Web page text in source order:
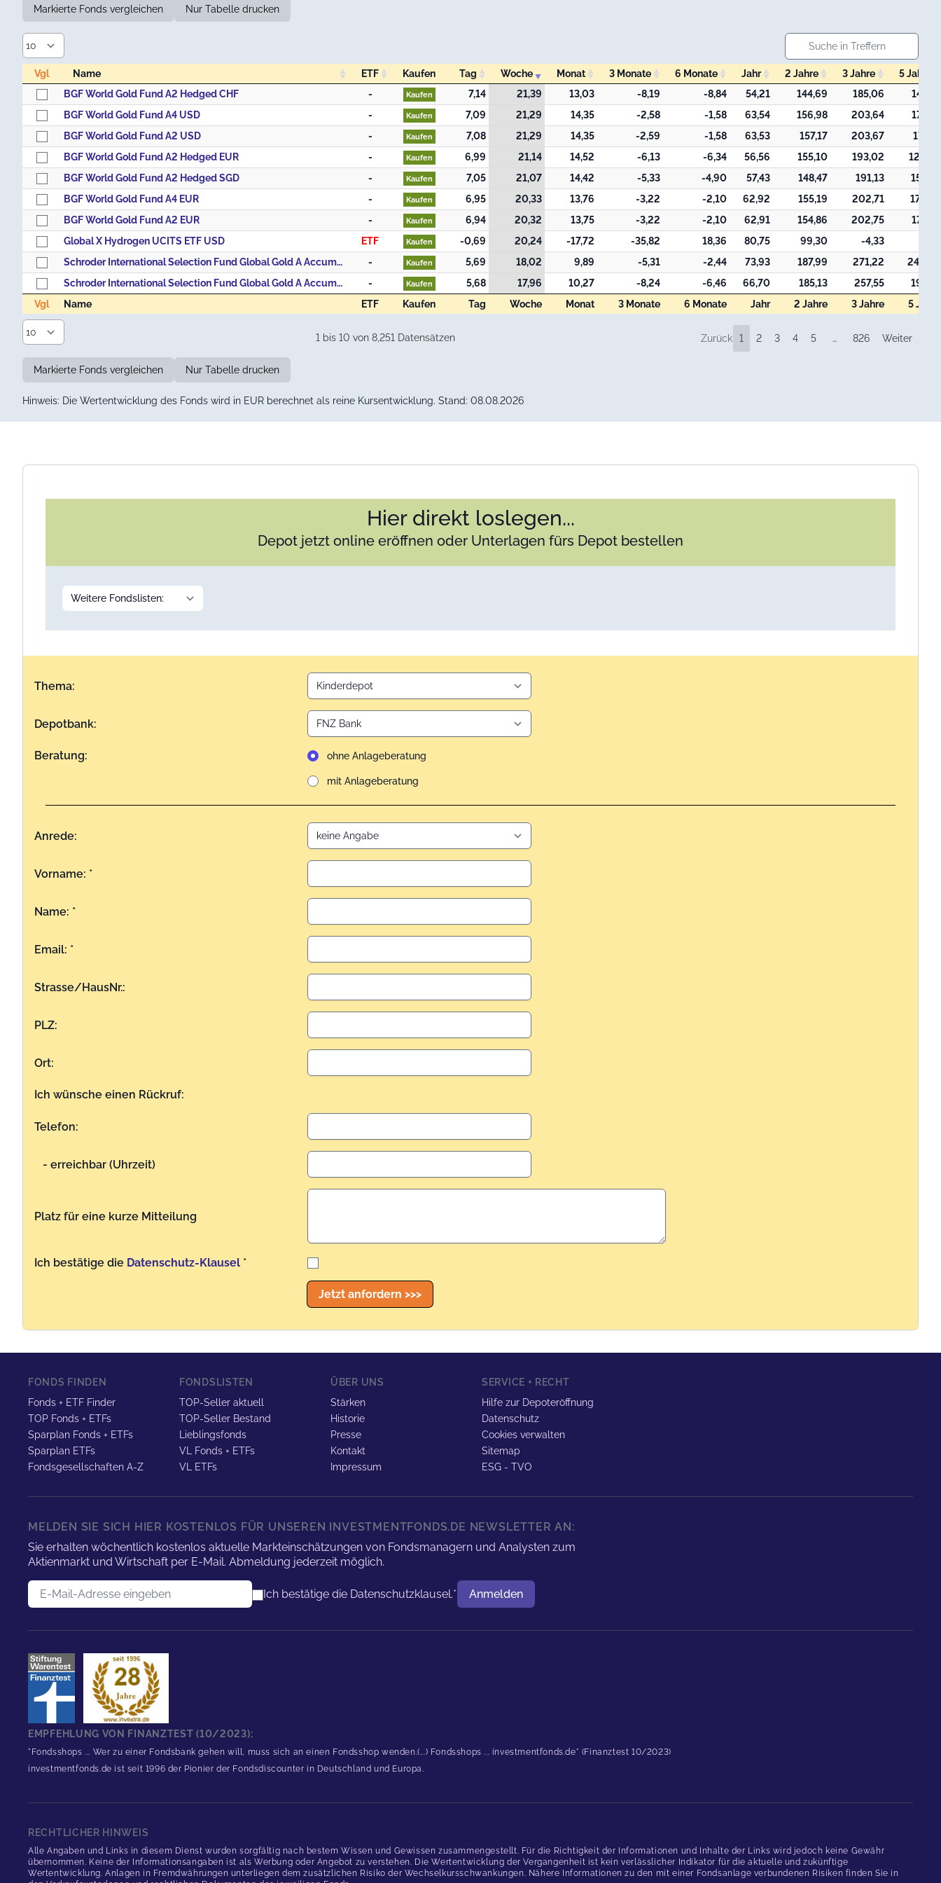
Markierte Fonds vergleichen Nur Tabelle drucken
Vgl Name ETF Kaufen Tag Woche Monat 3 Monate 6 Monate Jahr 2 Jahre 3 Jahre
5 Jahre
Vgl
Name Kaufen Tag Woche Monat 3 Monate 6 Monate Jahr 2 Jahre 3 Jahre 5 Jahre
Vgl Name ETF Kaufen Tag Woche Monat 3 Monate 6 Monate Jahr 2 Jahre 3 Jahre 5 Jahre
BGF World Gold Fund A2 Hedged CHF - Kaufen 7,14 21,39 13,03 -8,19 -8,84 54,21 144,69 185,06
147,72
BGF World Gold Fund A4 USD
- Kaufen 7,09 21,29 14,35 -2,58 -1,58 63,54 156,98 203,64
175,85
BGF World Gold Fund A2 USD
- Kaufen 7,08 21,29 14,35 -2,59 -1,58 63,53 157,17 203,67
174,81
BGF World Gold Fund A2 Hedged EUR
- Kaufen 6,99 21,14 14,52 -6,13 -6,34 56,56 155,10 193,02
129,05
BGF World Gold Fund A2 Hedged SGD
- Kaufen 7,05 21,07 14,42 -5,33 -4,90 57,43 148,47 191,13
156,91
BGF World Gold Fund A4 EUR
- Kaufen 6,95 20,33 13,76 -3,22 -2,10 62,92 155,19 202,71
172,10
BGF World Gold Fund A2 EUR
- Kaufen 6,94 20,32 13,75 -3,22 -2,10 62,91 154,86 202,75
172,13
Global X Hydrogen UCITS ETF USD
ETF Kaufen -0,69 20,24 -17,72 -35,82 18,36 80,75 99,30 -4,33
Schroder International Selection Fund Global Gold A Accumulation USD
- Kaufen 5,69 18,02 9,89 -5,31 -2,44 73,93 187,99 271,22
249,20
Schroder International Selection Fund Global Gold A Accumulation EUR Hedged
- Kaufen 5,68 17,96 10,27 -8,24 -6,46 66,70 185,13 257,55
191,56
Vgl
Name ETF Kaufen Tag Woche Monat 3 Monate 6 Monate Jahr 2 Jahre 3 Jahre 5 Jahre
1 bis 10 von 8,251 Datensätzen Zurück 1 2 3 4 5 … 826 Weiter
Markierte Fonds vergleichen Nur Tabelle drucken
Hinweis: Die Wertentwicklung des Fonds wird in EUR berechnet als reine Kursentwicklung. Stand: 08.08.2026
Hier direkt loslegen...
Depot jetzt online eröffnen oder Unterlagen fürs Depot bestellen
Thema:
Depotbank:
Beratung: ohne Anlageberatung
mit Anlageberatung
Anrede:
Vorname: *
Name: *
Email: *
Strasse/HausNr.:
PLZ:
Ort:
Ich wünsche einen Rückruf:
Telefon:
- erreichbar (Uhrzeit)
Platz für eine kurze Mitteilung
Benutzername
Ich bestätige die Datenschutz-Klausel *
Jetzt anfordern >>>
FONDS FINDEN
Fonds + ETF Finder
TOP Fonds + ETFs
Sparplan Fonds + ETFs
Sparplan ETFs
Fondsgesellschaften A-Z
FONDSLISTEN
TOP-Seller aktuell
TOP-Seller Bestand
Lieblingsfonds
VL Fonds + ETFs
VL ETFs
ÜBER UNS
Stärken
Historie
Presse
Kontakt
Impressum
SERVICE + RECHT
Hilfe zur Depoteröffnung
Datenschutz
Cookies verwalten
Sitemap
ESG - TVO
MELDEN SIE SICH HIER KOSTENLOS FÜR UNSEREN INVESTMENTFONDS.DE NEWSLETTER AN:
Sie erhalten wöchentlich kostenlos aktuelle Markteinschätzungen von Fondsmanagern und Analysten zum
Aktienmarkt und Wirtschaft per E-Mail. Abmeldung jederzeit möglich.
E-Mail-Adresse
Ich bestätige die Datenschutzklausel.* Benutzername
Anmelden
EMPFEHLUNG VON FINANZTEST (10/2023):
"Fondsshops ... Wer zu einer Fondsbank gehen will, muss sich an einen Fondsshop wenden.(...) Fondsshops ... investmentfonds.de" (Finanztest 10/2023)
investmentfonds.de ist seit 1996 der Pionier der Fondsdiscounter in Deutschland und Europa.
RECHTLICHER HINWEIS
Alle Angaben und Links in diesem Dienst wurden sorgfältig nach bestem Wissen und Gewissen zusammengestellt. Für die Richtigkeit der Informationen und Inhalte der Links wird jedoch keine Gewähr
übernommen. Keine der Informationsangaben ist als Werbung oder Angebot zu verstehen. Die Wertentwicklung der Vergangenheit ist kein verlässlicher Indikator für die aktuelle und zukünftige
Wertentwicklung. Anlagen in Fremdwährungen unterliegen dem zusätzlichen Risiko der Wechselkursschwankungen. Nähere Informationen zu den mit einer Fondsanlage verbundenen Risiken finden Sie in